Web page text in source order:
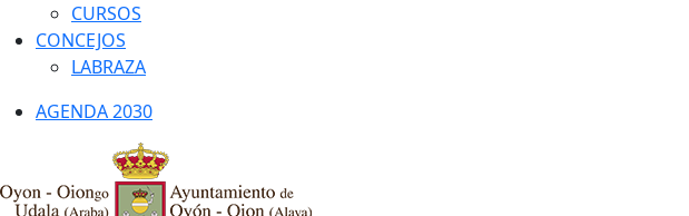
CURSOS
CONCEJOS
LABRAZA
AGENDA 2030